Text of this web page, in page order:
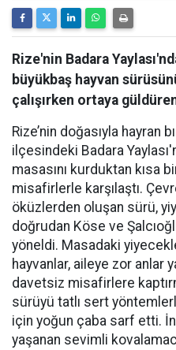
Rize'nin Badara
büyükbaş hayvan
çalışırken ortaya
Rize’nin doğasıyla hayran
ilçesindeki Badara
masasını kurduktan kısa
misafirlerle karşılaştı.
öküzlerden oluşan sürü,
doğrudan Köse ve
yöneldi. Masadaki
hayvanlar, aileye zor anlar
davetsiz misafirlere
sürüyü tatlı sert
için yoğun çaba sarf etti.
yaşanan sevimli